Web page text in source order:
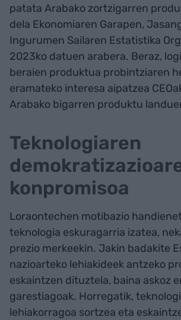
patata Arabako zortzigarren
dela Ekonomiaren Garapen,
Ingurumen Sailaren Estatistika
2023ko datuen arabera. Beraz,
beraien produktua probintziaren
eramateko interesa aipatzea
Arabako bigarren produktu
Teknologiaren
konpromisoa
Loraontechen motibazio
teknologia eskuragarria izatea,
prezio merkeekin. Jakin badakite
nazioarteko lehiakideek antzeko
eskaintzen dituztela, baina askoz
garestiagoak. Horregatik,
lehiakorragoa sortzea eta